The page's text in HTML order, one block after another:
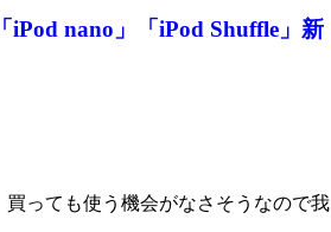
iPod nano」「iPod Shuffle」新
っても使う機会がなさそうなので我